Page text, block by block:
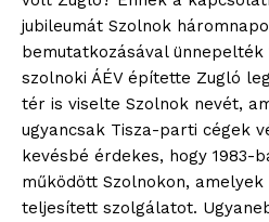
jubileumát Szolnok
bemutatkozásával ünnepelték
szolnoki ÁÉV építette Zugló
tér is viselte Szolnok nevét,
ugyancsak Tisza-parti cégek
kevésbé érdekes, hogy 1983-
működött Szolnokon, amelyek
teljesített szolgálatot.